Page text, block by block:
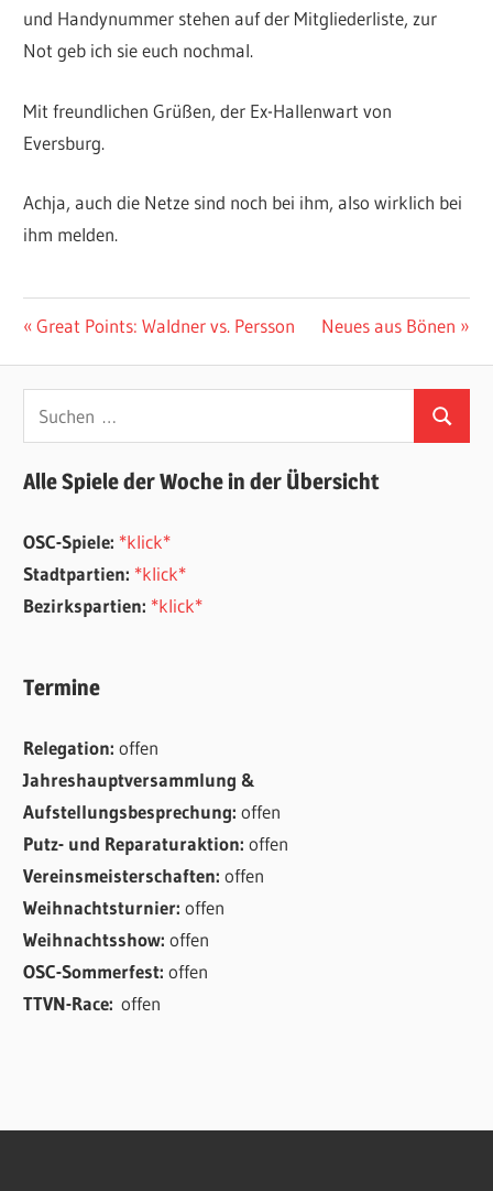
und Handynummer stehen auf der Mitgliederliste, zur
Not geb ich sie euch nochmal.
Mit freundlichen Grüßen, der Ex-Hallenwart von
Eversburg.
Achja, auch die Netze sind noch bei ihm, also wirklich bei
ihm melden.
ALLGEMEIN
Beitragsnavigation
Vorheriger
Great Points: Waldner vs. Persson
Nächster
Neues aus Bönen
Suchen
nach:
Suchen
Alle Spiele der Woche in der Übersicht
OSC-Spiele: *klick*
Stadtpartien: *klick*
Bezirkspartien: *klick*
Termine
Relegation:offen
Jahreshauptversammlung &
Aufstellungsbesprechung:offen
Putz- und Reparaturaktion:offen
Vereinsmeisterschaften:offen
Weihnachtsturnier:offen
Weihnachtsshow:offen
OSC-Sommerfest:offen
TTVN-Race:offen